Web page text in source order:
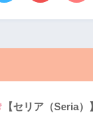
【セリア（Seria）